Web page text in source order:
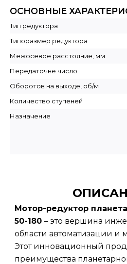
ОСНОВНЫЕ
Тип редуктора
Типоразмер редуктора
Межосевое расстояние, мм
Передаточне число
Оборотов на выходе, об/м
Количество ступеней
Назначение
Мотор-редуктор
50-180 – это вершина
области автоматизации и
Этот инновационный
преимущества